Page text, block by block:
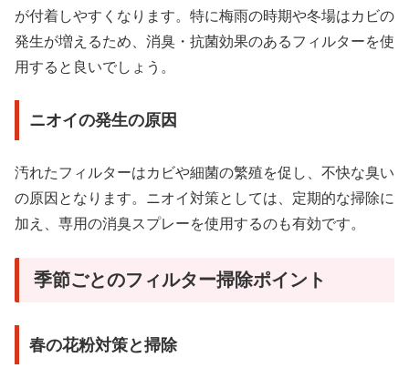
が付着しやすくなります。特に梅雨の時期や冬場はカビの
発生が増えるため、消臭・抗菌効果のあるフィルターを使
用すると良いでしょう。
ニオイの発生の原因
汚れたフィルターはカビや細菌の繁殖を促し、不快な臭い
の原因となります。ニオイ対策としては、定期的な掃除に
加え、専用の消臭スプレーを使用するのも有効です。
季節ごとのフィルター掃除ポイント
春の花粉対策と掃除